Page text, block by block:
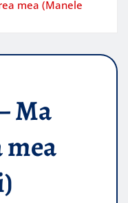
mea (Manele
Ma